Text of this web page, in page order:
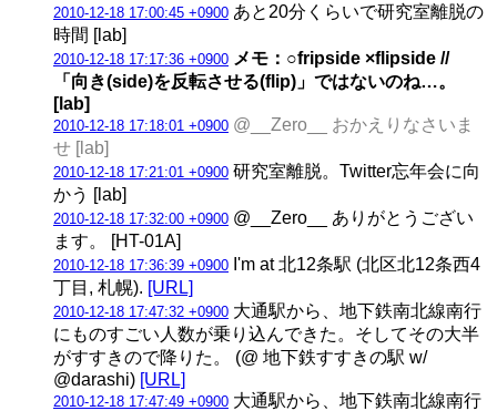
2010-12-18 17:00:45 +0900 あと20分くらいで研究室離脱の
時間 [lab]
2010-12-18 17:17:36 +0900 メモ：○fripside ×flipside //
「向き(side)を反転させる(flip)」ではないのね…。
[lab]
2010-12-18 17:18:01 +0900 @__Zero__ おかえりなさいま
せ [lab]
2010-12-18 17:21:01 +0900 研究室離脱。Twitter忘年会に向
かう [lab]
2010-12-18 17:32:00 +0900 @__Zero__ ありがとうござい
ます。 [HT-01A]
2010-12-18 17:36:39 +0900 I'm at 北12条駅 (北区北12条西4
丁目, 札幌). [URL]
2010-12-18 17:47:32 +0900 大通駅から、地下鉄南北線南行
にものすごい人数が乗り込んできた。そしてその大半
がすすきので降りた。 (@ 地下鉄すすきの駅 w/
@darashi) [URL]
2010-12-18 17:47:49 +0900 大通駅から、地下鉄南北線南行